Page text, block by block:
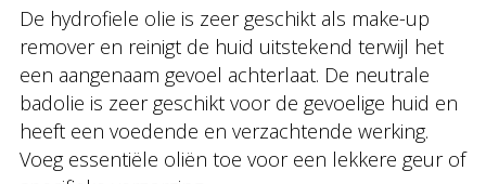
De hydrofiele olie is zeer geschikt als make-up
remover en reinigt de huid uitstekend terwijl het
een aangenaam gevoel achterlaat. De neutrale
badolie is zeer geschikt voor de gevoelige huid en
heeft een voedende en verzachtende werking.
Voeg essentiële oliën toe voor een lekkere geur of